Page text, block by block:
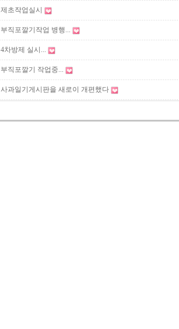
제초작업실시
부직포깔기작업 병행...
4차방제 실시...
부직포깔기 작업중...
사과일기게시판을 새로이 개편했다